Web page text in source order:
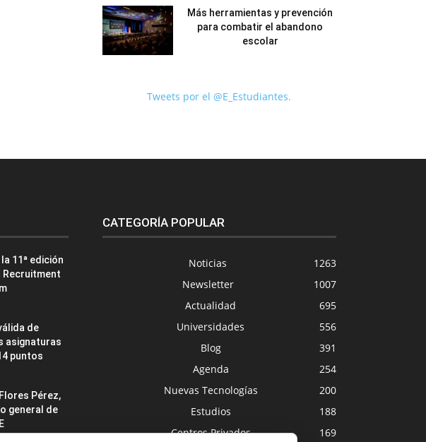
Más herramientas y prevención
para combatir el abandono
escolar
Tweets por el @E_Estudiantes.
11ª edición
de
asignaturas
puntos
Pérez,
general de
CATEGORÍA POPULAR
Noticias
1263
Newsletter
1007
Actualidad
695
Universidades
556
Blog
391
Agenda
254
Nuevas Tecnologías
200
Estudios
188
Centros Privados
169